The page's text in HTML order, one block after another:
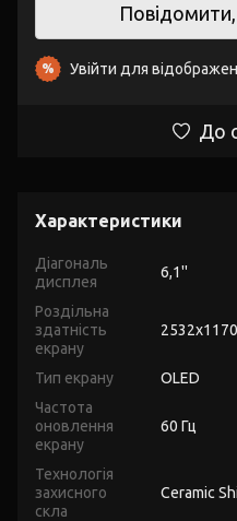
Повідомити,
% Увійти для
До
Характеристики
Діагональ
дисплея
6,1''
Роздільна
здатність
екрану
2532х1170
Тип екрану
OLED
Частота
оновлення
екрану
60 Гц
Технологія
захисного
скла
Ceramic